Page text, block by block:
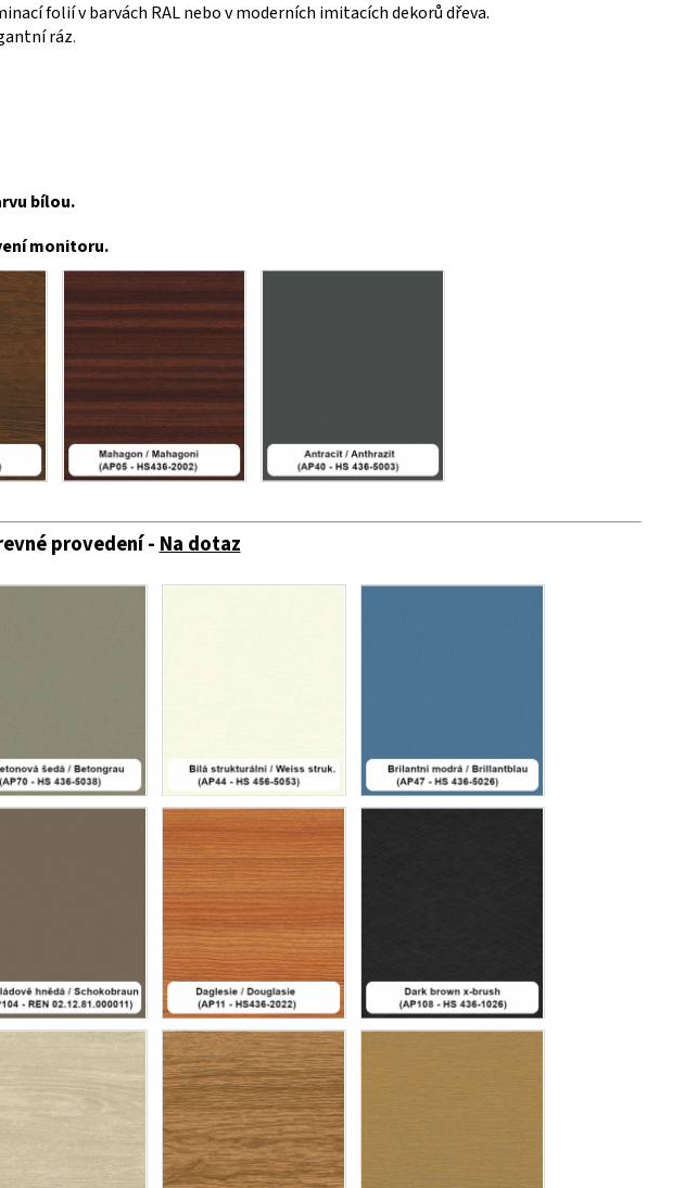
folií v barvách RAL nebo v moderních imitacích dekorů dřeva.
ráz.
bílou.
monitoru.
provedení -Na dotaz